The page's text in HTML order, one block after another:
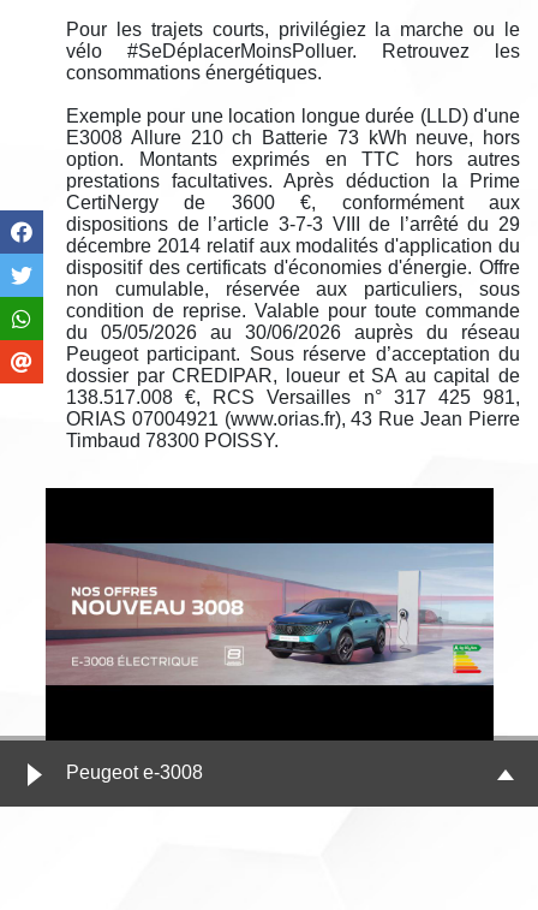
Pour les trajets courts, privilégiez la marche ou le
vélo #SeDéplacerMoinsPolluer. Retrouvez les
consommations énergétiques.
Exemple pour une location longue durée (LLD) d'une
E3008 Allure 210 ch Batterie 73 kWh neuve, hors
option. Montants exprimés en TTC hors autres
prestations facultatives. Après déduction la Prime
CertiNergy de 3600 €, conformément aux
dispositions de l’article 3-7-3 VIII de l’arrêté du 29
décembre 2014 relatif aux modalités d'application du
dispositif des certificats d'économies d'énergie. Offre
non cumulable, réservée aux particuliers, sous
condition de reprise. Valable pour toute commande
du 05/05/2026 au 30/06/2026 auprès du réseau
Peugeot participant. Sous réserve d’acceptation du
dossier par CREDIPAR, loueur et SA au capital de
138.517.008 €, RCS Versailles n° 317 425 981,
ORIAS 07004921 (www.orias.fr), 43 Rue Jean Pierre
Timbaud 78300 POISSY.
Peugeot e-3008